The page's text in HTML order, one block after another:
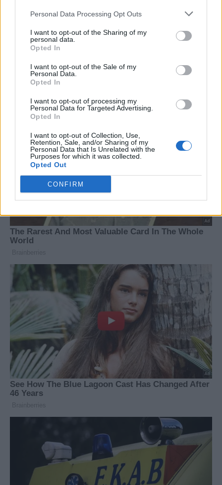
Personal Data Processing Opt Outs
I want to opt-out of the Sharing of my
personal data.
Opted In
I want to opt-out of the Sale of my
Personal Data.
Opted In
I want to opt-out of processing my
Personal Data for Targeted Advertising.
Opted In
I want to opt-out of Collection, Use,
Retention, Sale, and/or Sharing of my
Personal Data that Is Unrelated with the
Purposes for which it was collected.
Opted Out
CONFIRM